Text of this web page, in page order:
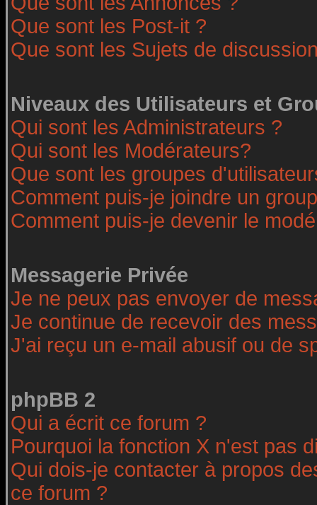
Que sont les Post-it ?
Que sont les Sujets de
Niveaux des Utilisateurs et
Qui sont les Administrateurs ?
Qui sont les Modérateurs?
Que sont les groupes
Comment puis-je joindre un
Comment puis-je devenir le
Messagerie Privée
Je ne peux pas envoyer de
Je continue de recevoir des
J'ai reçu un e-mail abusif ou de
phpBB 2
Qui a écrit ce forum ?
Pourquoi la fonction X n'est pas
Qui dois-je contacter à propos
ce forum ?